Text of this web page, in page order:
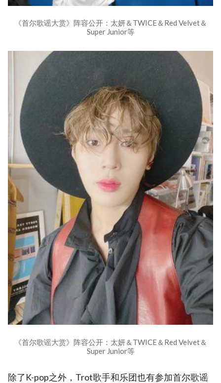
《首尔歌谣大赏》阵容公开：太妍＆TWICE＆Red Velvet＆
Super Junior等
《首尔歌谣大赏》阵容公开：太妍＆TWICE＆Red Velvet＆
Super Junior等
除了K-pop之外，Trot歌手和乐团也有参加首尔歌谣